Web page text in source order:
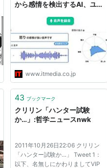
から感情を検出するAI、ユー
www.itmedia.co.jp
43 ブックマーク
クリリン「ハンター試験
か…」:哲学ニュースnwk
2011年10月26日22:06 クリリン
「ハンター試験か…」 Tweet 1：
以下、名無しにかわりましてVIP